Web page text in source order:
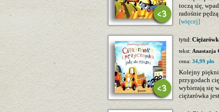
toczą się,
radośnie
[więcej]
tytuł:
tekst: Anastazja
cena: 34,99 pln
Kolejny
przygodach
wybierają się
ciężarówka